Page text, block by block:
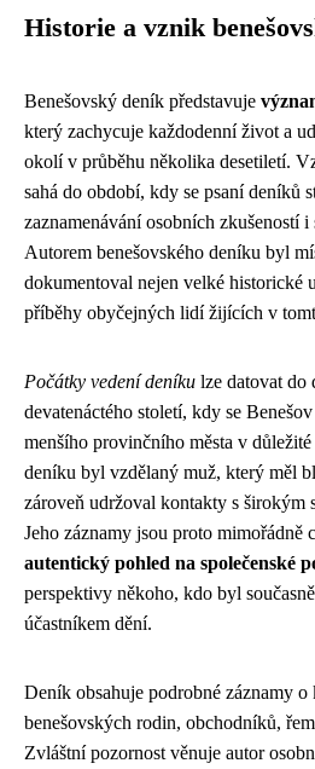
Historie a vznik
Benešovský deník představuje
který zachycuje každodenní život a
okolí v průběhu několika desetiletí.
sahá do období, kdy se psaní deníků
zaznamenávání osobních zkušeností
Autorem benešovského deníku byl
dokumentoval nejen velké historické
příběhy obyčejných lidí žijících v
Počátky vedení deníku lze datovat do
devatenáctého století, kdy se
menšího provinčního města v
deníku byl vzdělaný muž, který měl
zároveň udržoval kontakty s širokým
Jeho záznamy jsou proto mimořádně
autentický pohled na společenské
perspektivy někoho, kdo byl
účastníkem dění.
Deník obsahuje podrobné záznamy
benešovských rodin, obchodníků,
Zvláštní pozornost věnuje autor